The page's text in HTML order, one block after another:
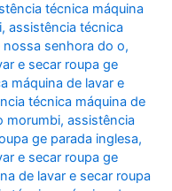
técnica máquina
,assistência técnica
nossa senhora do o,
e secar roupa ge
máquina de lavar e
técnica máquina de
morumbi,assistência
ge parada inglesa,
e secar roupa ge
de lavar e secar roupa